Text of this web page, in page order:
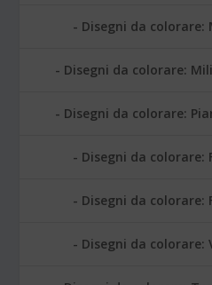
Disegni da colorare:
Disegni da colorare:
Disegni da colorare:
Disegni da colorare:
Disegni da colorare:
Disegni da colorare: